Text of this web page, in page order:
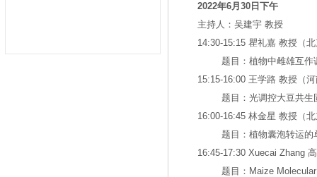
2022年6月30 日下午
主持人：吴建宇 教授
14:30-15:15 瞿礼嘉 教授（
题目：植物中雌雄互
15:15-16:00 王学路 教授（
题目：光调控大豆共生
16:00-16:45 林金星 教授（
题目：植物囊泡转运的
16:45-17:30 Xuecai Zhang
题目：Maize